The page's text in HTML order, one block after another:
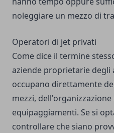
noleggiare un mezzo di
Operatori di jet privati
Come dice il termine
aziende proprietarie degli
occupano direttamente
mezzi,
equipaggiamenti. Se si
controllare che siano